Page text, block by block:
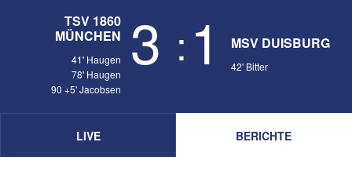
TSV 1860
MÜNCHEN
41' Haugen
78' Haugen
90 +5' Jacobsen
3 : 1 MSV DUISBURG
42' Bitter
LIVE BERICHTE